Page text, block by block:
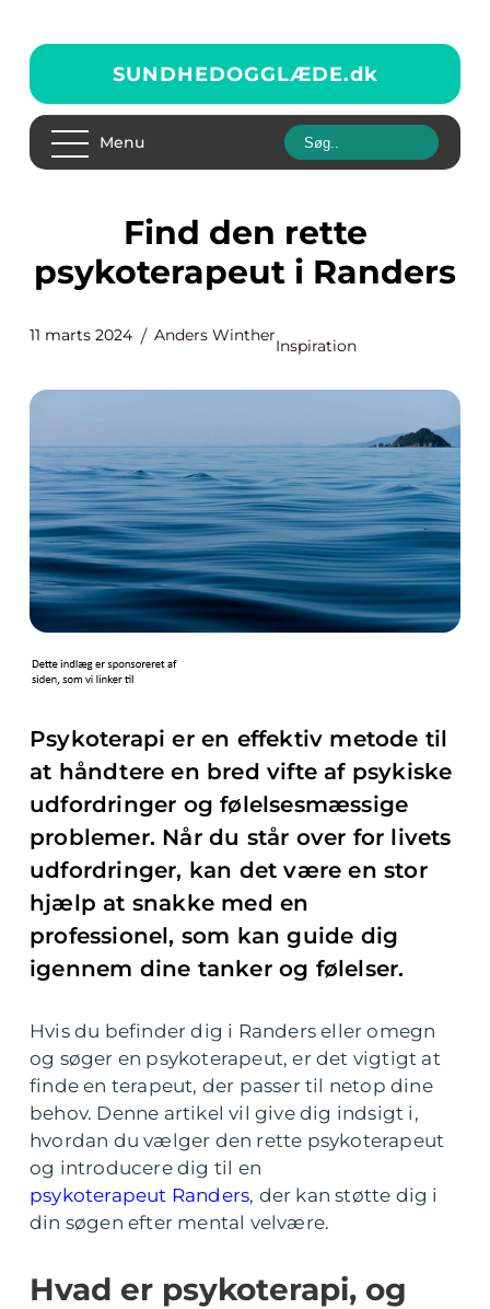
SUNDHEDOGGLÆDE.dk
Menu
Find den rette
psykoterapeut i Randers
11 marts 2024 Anders Winther
Inspiration
Psykoterapi er en effektiv metode til
at håndtere en bred vifte af psykiske
udfordringer og følelsesmæssige
problemer. Når du står over for livets
udfordringer, kan det være en stor
hjælp at snakke med en
professionel, som kan guide dig
igennem dine tanker og følelser.
Hvis du befinder dig i Randers eller omegn
og søger en psykoterapeut, er det vigtigt at
finde en terapeut, der passer til netop dine
behov. Denne artikel vil give dig indsigt i,
hvordan du vælger den rette psykoterapeut
og introducere dig til en
psykoterapeut Randers, der kan støtte dig i
din søgen efter mental velvære.
Hvad er psykoterapi, og